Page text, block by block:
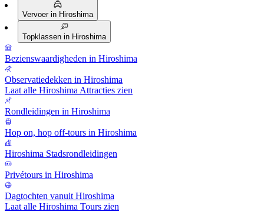
Vervoer in Hiroshima
Topklassen in Hiroshima
Bezienswaardigheden in Hiroshima
Observatiedekken in Hiroshima
Laat alle Hiroshima Attracties zien
Rondleidingen in Hiroshima
Hop on, hop off-tours in Hiroshima
Hiroshima Stadsrondleidingen
Privétours in Hiroshima
Dagtochten vanuit Hiroshima
Laat alle Hiroshima Tours zien